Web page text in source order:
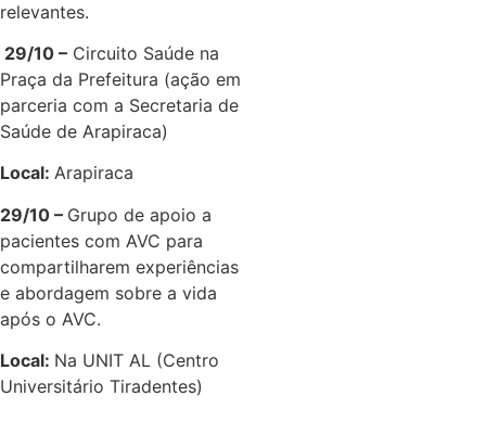
relevantes.
29/10 – Circuito Saúde na
Praça da Prefeitura (ação em
parceria com a Secretaria de
Saúde de Arapiraca)
Local: Arapiraca
29/10 – Grupo de apoio a
pacientes com AVC para
compartilharem experiências
e abordagem sobre a vida
após o AVC.
Local: Na UNIT AL (Centro
Universitário Tiradentes)